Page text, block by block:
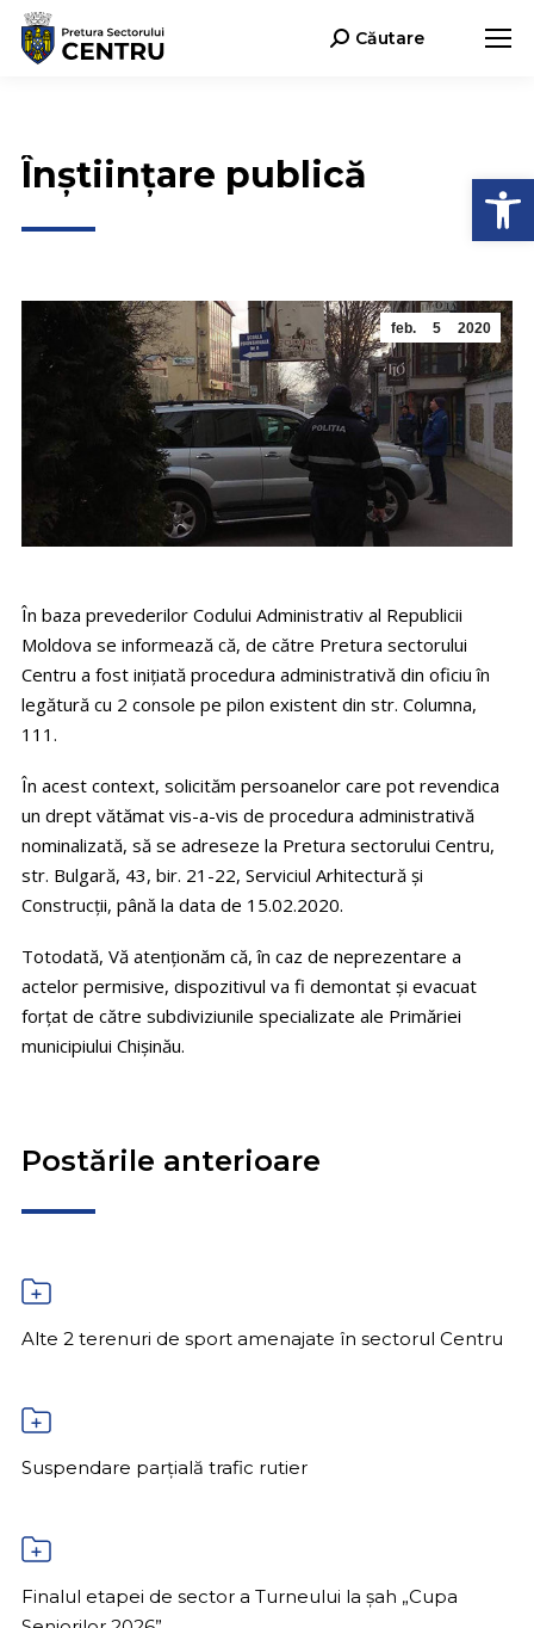
Search:Căutare
Înștiințare publică
feb. 5 2020
În baza prevederilor Codului Administrativ al Republicii
Moldova se informează că, de către Pretura sectorului
Centru a fost iniţiată procedura administrativă din oficiu în
legătură cu 2 console pe pilon existent din str. Columna,
111.
În acest context, solicităm persoanelor care pot revendica
un drept vătămat vis-a-vis de procedura administrativă
nominalizată, să se adreseze la Pretura sectorului Centru,
str. Bulgară, 43, bir. 21-22, Serviciul Arhitectură şi
Construcţii, până la data de 15.02.2020.
Totodată, Vă atenționăm că, în caz de neprezentare a
actelor permisive, dispozitivul va fi demontat și evacuat
forțat de către subdiviziunile specializate ale Primăriei
municipiului Chișinău.
Postările anterioare
Alte 2 terenuri de sport amenajate în sectorul Centru
Suspendare parțială trafic rutier
Finalul etapei de sector a Turneului la șah „Cupa